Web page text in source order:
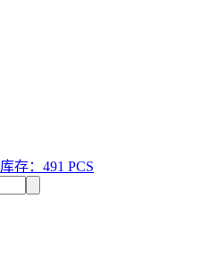
库存：491 PCS